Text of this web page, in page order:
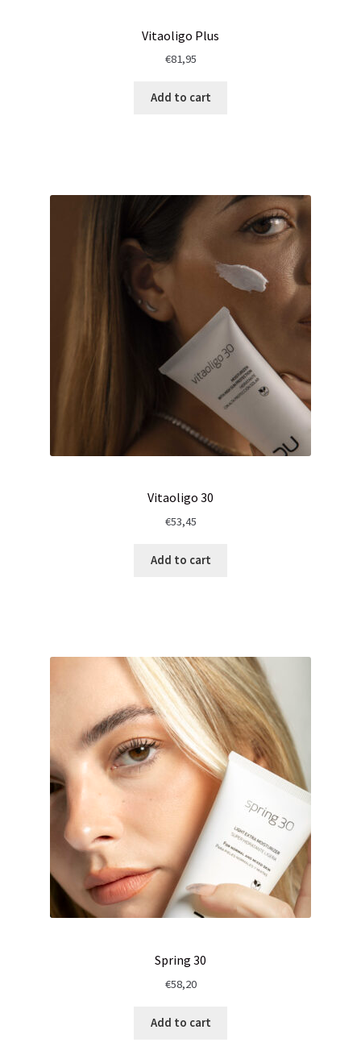
Vitaoligo Plus
€81,95
Add to cart
Vitaoligo 30
€53,45
Add to cart
Spring 30
€58,20
Add to cart